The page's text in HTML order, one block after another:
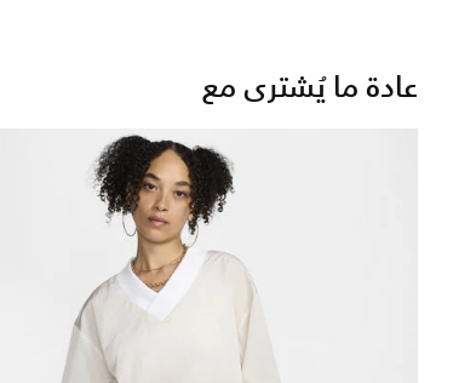
عادة ما يُشترى مع